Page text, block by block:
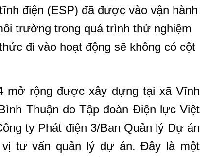
điện (ESP) đã được vào vận hành
trường trong quá trình thử nghiệm
đi vào hoạt động sẽ không có cột
mở rộng được xây dựng tại xã Vĩnh
Thuận do Tập đoàn Điện lực Việt
ty Phát điện 3/Ban Quản lý Dự án
tư vấn quản lý dự án. Đây là một